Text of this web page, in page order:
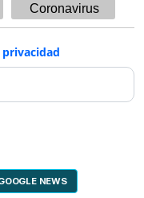
Coronavirus
NEWS